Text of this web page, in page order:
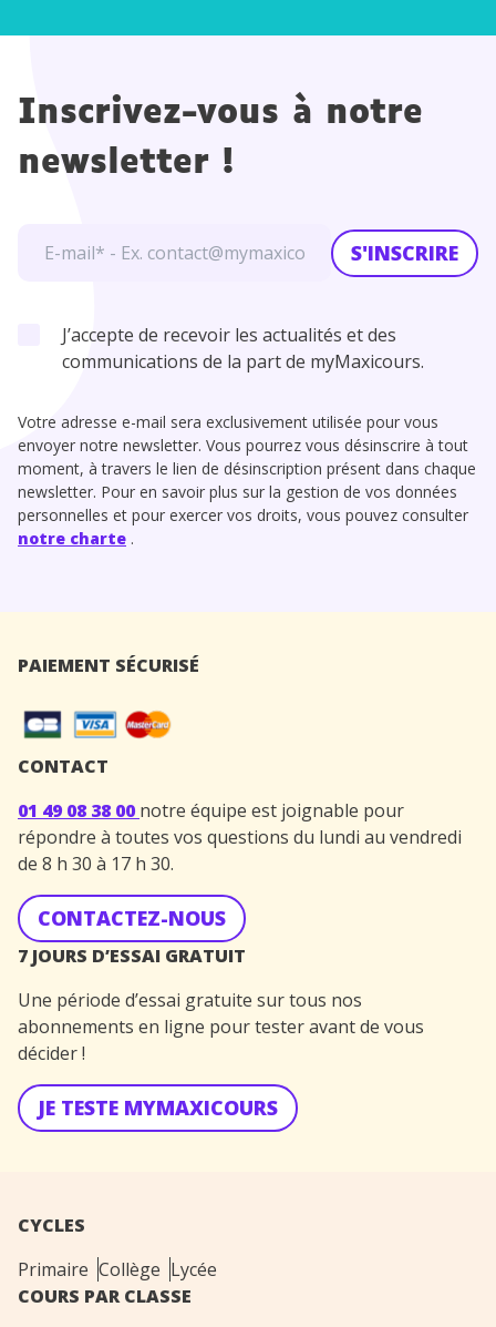
Inscrivez-vous à notre
newsletter !
S'INSCRIRE
J’accepte de recevoir les actualités et des
communications de la part de myMaxicours.
Votre adresse e-mail sera exclusivement utilisée pour vous
envoyer notre newsletter. Vous pourrez vous désinscrire à tout
moment, à travers le lien de désinscription présent dans chaque
newsletter. Pour en savoir plus sur la gestion de vos données
personnelles et pour exercer vos droits, vous pouvez consulter
notre charte .
PAIEMENT SÉCURISÉ
CONTACT
01 49 08 38 00 notre équipe est joignable pour
répondre à toutes vos questions du lundi au vendredi
de 8 h 30 à 17 h 30.
CONTACTEZ-NOUS
7 JOURS D’ESSAI GRATUIT
Une période d’essai gratuite sur tous nos
abonnements en ligne pour tester avant de vous
décider !
JE TESTE MYMAXICOURS
CYCLES
Primaire Collège Lycée
COURS PAR CLASSE